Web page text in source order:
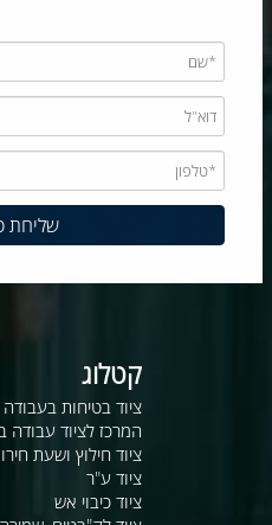
קטלוג
ציוד בטיחות בעבודה
המרכז לציוד עבודה
ציוד חילוץ ושעת
ציוד ע"ר
ציוד כיבוי אש